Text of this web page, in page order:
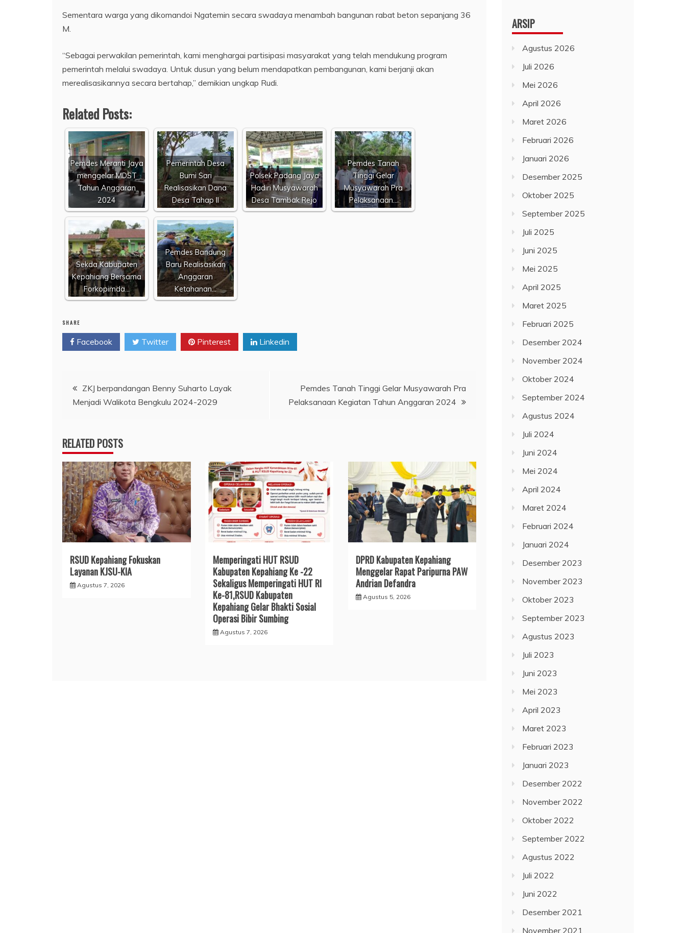
Sementara warga yang dikomandoi Ngatemin secara swadaya menambah bangunan rabat beton sepanjang 36
M.
“Sebagai perwakilan pemerintah, kami menghargai partisipasi masyarakat yang telah mendukung program
pemerintah melalui swadaya. Untuk dusun yang belum mendapatkan pembangunan, kami berjanji akan
merealisasikannya secara bertahap,” demikian ungkap Rudi.
Related Posts:
Pemdes Meranti Jaya
menggelar MDST
Tahun Anggaran
2024
Pemerintah Desa
Bumi Sari
Realisasikan Dana
Desa Tahap II
Polsek Padang Jaya
Hadiri Musyawarah
Desa Tambak Rejo
Pemdes Tanah
Tinggi Gelar
Musyawarah Pra
Pelaksanaan…
Sekda Kabupaten
Kepahiang Bersama
Forkopimda…
Pemdes Bandung
Baru Realisasikan
Anggaran
Ketahanan…
SHARE
Facebook Twitter Pinterest Linkedin
Navigasi
pos
ZKJ berpandangan Benny Suharto Layak
Menjadi Walikota Bengkulu 2024-2029
Pemdes Tanah Tinggi Gelar Musyawarah Pra
Pelaksanaan Kegiatan Tahun Anggaran 2024
RELATED POSTS
RSUD Kepahiang Fokuskan
Layanan KJSU-KIA
Agustus 7, 2026
Memperingati HUT RSUD
Kabupaten Kepahiang Ke -22
Sekaligus Memperingati HUT RI
Ke-81,RSUD Kabupaten
Kepahiang Gelar Bhakti Sosial
Operasi Bibir Sumbing
Agustus 7, 2026
DPRD Kabupaten Kepahiang
Menggelar Rapat Paripurna PAW
Andrian Defandra
Agustus 5, 2026
ARSIP
Agustus 2026
Juli 2026
Mei 2026
April 2026
Maret 2026
Februari 2026
Januari 2026
Desember 2025
Oktober 2025
September 2025
Juli 2025
Juni 2025
Mei 2025
April 2025
Maret 2025
Februari 2025
Desember 2024
November 2024
Oktober 2024
September 2024
Agustus 2024
Juli 2024
Juni 2024
Mei 2024
April 2024
Maret 2024
Februari 2024
Januari 2024
Desember 2023
November 2023
Oktober 2023
September 2023
Agustus 2023
Juli 2023
Juni 2023
Mei 2023
April 2023
Maret 2023
Februari 2023
Januari 2023
Desember 2022
November 2022
Oktober 2022
September 2022
Agustus 2022
Juli 2022
Juni 2022
Desember 2021
November 2021